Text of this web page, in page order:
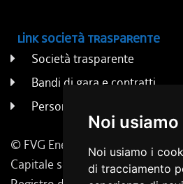
Noi
Noi usiamo i
di tracciamento
Link società trasparente
Società trasparente
Bandi di gara e contratti
Persone e uffici
© FVG Energia S.p.A. - Tutti i
Capitale sociale 130.000 € i.v. |